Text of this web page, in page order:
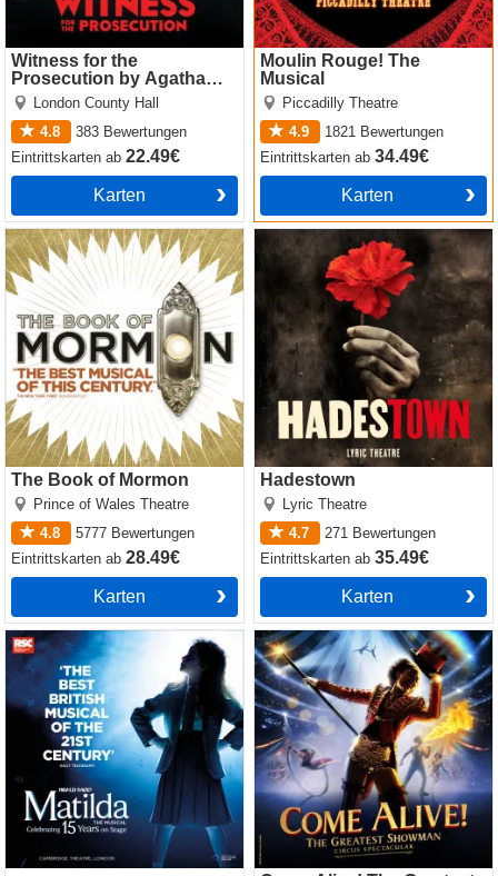
Witness for the
Prosecution by Agatha
Christie
London County Hall
4.8
383 Bewertungen
Eintrittskartenab22.49€
Karten
Moulin Rouge! The
Musical
Piccadilly Theatre
4.9
1821 Bewertungen
Eintrittskartenab34.49€
Karten
The Book of Mormon
Prince of Wales Theatre
4.8
5777 Bewertungen
Eintrittskartenab28.49€
Karten
The Book of Mormon
Hadestown
Lyric Theatre
4.7
271 Bewertungen
Eintrittskartenab35.49€
Karten
Hadestown
Matilda The Musical
Come Alive! The Greatest
Showman Circus Spectacular